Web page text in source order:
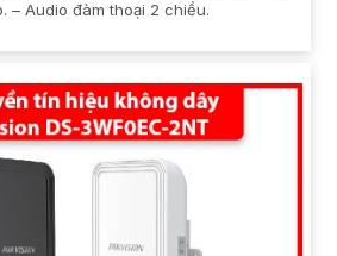
– Audio đàm thoại 2 chiều.